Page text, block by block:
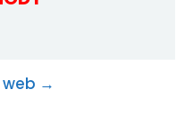
→